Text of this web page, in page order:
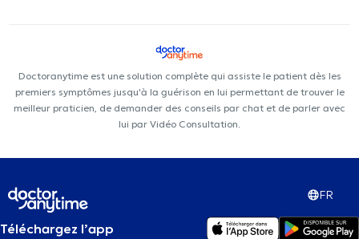
Doctoranytime est une solution complète qui assiste le patient dès les
premiers symptômes jusqu'à la guérison en lui permettant de trouver le
meilleur praticien, de demander des conseils par chat et de parler avec
lui par Vidéo Consultation.
FR
Téléchargez l’app